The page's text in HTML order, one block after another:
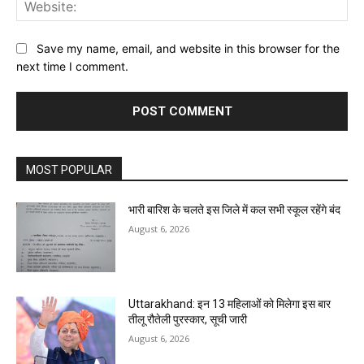
Save my name, email, and website in this browser for the
next time I comment.
MOST POPULAR
भारी बारिश के चलते इस जिले में कल सभी स्कूल रहेंगे बंद
August 6, 2026
Uttarakhand: इन 13 महिलाओं को मिलेगा इस बार
तीलू रौतेली पुरस्कार, सूची जारी
August 6, 2026